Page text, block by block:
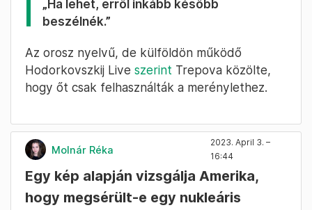
„Ha lehet, erről inkább később
beszélnék.”
Az orosz nyelvű, de külföldön működő
Hodorkovszkij Live szerint Trepova közölte,
hogy őt csak felhasználták a merénylethez.
Molnár Réka
2023. April 3. –
16:44
Egy kép alapján vizsgálja Amerika,
hogy megsérült-e egy nukleáris